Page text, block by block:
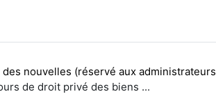
des nouvelles (réservé aux
de droit privé des biens ...